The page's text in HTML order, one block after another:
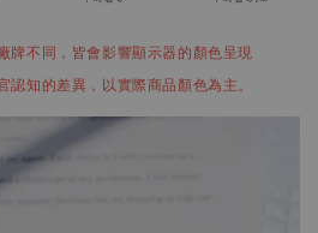
牌不同，皆會影響顯示器的顏色呈現
認知的差異，以實際商品顏色為主。